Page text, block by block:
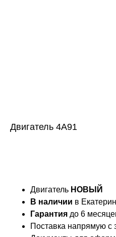
Двигатель 4А91
Двигатель НОВЫЙ
В наличии в
Гарантия до 6
Поставка напрямую с